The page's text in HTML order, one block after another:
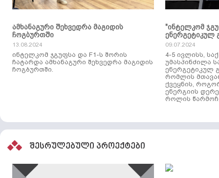
ამხანაგური შეხვედრა მაგიდის
ჩოგბურთში
13.08.2024
ინტელკომ ჯგუფსა და F1-ს შორის
ჩატარდა ამხანაგური შეხვედრა მაგიდის
ჩოგბურთში.
"ინტელკომ
ენერგეტიკულ
09.07.2024
4-5 ივლისს,
უმასპინძილა
ენერგეტიკულ
რომლის
ქვეყნის,
ენერგიის
როლის
შესრულებული პროექტები